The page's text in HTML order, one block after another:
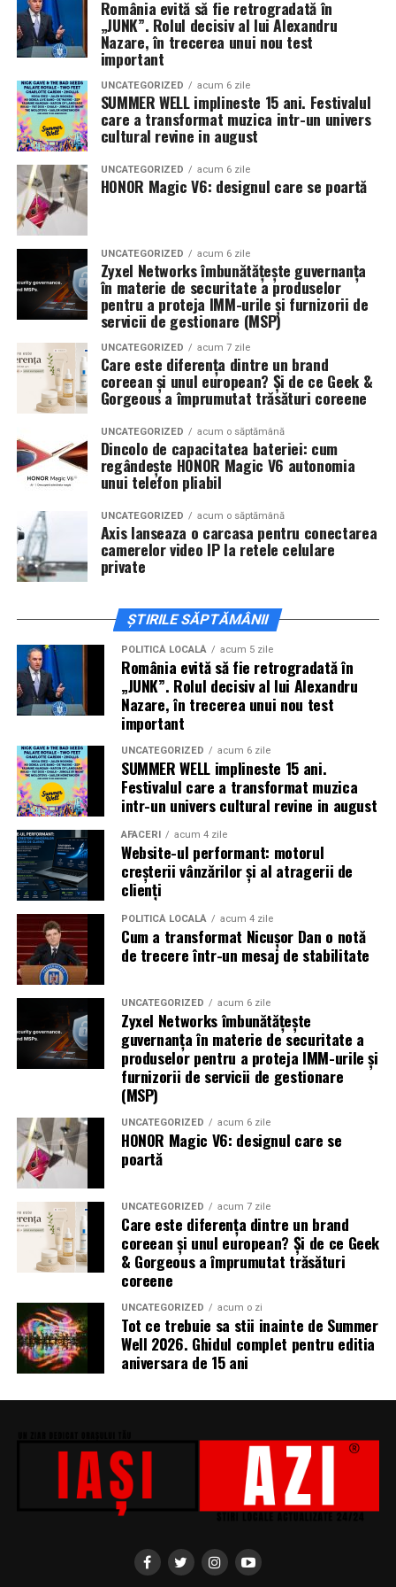
mea”de la Cinema City din City Park Constanța
18:30, unde
regizorul Paul Decu și actrița Azaleea
Necula, originari din Constanța și împrejurimi, vor
prezenta filmul alături de colegii lor
Alexandra Răduță și Gabriel Vatavu.
Cinema City Shopping City Galațiinvită spectatorii
12 februarie de la 18:30
State și Azaleea Necula și regizorul Paul Decu.
Pe 13 februarie la ora 18:30
invitați la proiecția specială din
, alături de regizorulPaul Decuși de
actoriiGabriel Vatavu, Sergiu Costache, Azaleea
Necula, Alexandra Răduță.
De „Ziua Îndrăgostiților”, pe14 februarie, în Cinema
City Iulius Mall Suceava, de la 18:30, spectatorii sunt
invitați la film alături de regizorulPaul Decu și de
actoriiSergiu Costache, Vlad si Oana Gherman,
Alexandra Răduță.
Cineplexx Băneasa Shopping City
București
găzduiește o proiecție specială în prezența
întregii echipe pe15 februarie, de la 17:30.
ÎnCraiova , regizorulPaul Decuși actoriiSergiu
Costache, Azaleea Necula și Oana Gherman
Mall pe 16 februarie de la ora 18:00.
ActoriiVlad Gherman, Oana Gherman și Ioana
Ginghină
vin la întâlnirea cu publicul dinCinema City
Vivo! Pitești pe 17 februarie, de la 18:30și vor
participa la o discuție după proiecție, alături de
Paul Decu.
Caravana„În pielea mea”ajunge laCinema City
Shopping City Ploiești, pe 18 februarie,de la 18:30, la
proiecția specială introdusă de regizorulPaul Decu,
alături de actoriiIoana State, Vlad și Oana Gherman,
Azaleea Necula și Gabriel Vatavu.
O comedie actuală și spumoasă, filmul
mea”este distribuit de T.R.I.B.E. Films.
TRAILER:https://bit.ly/InPieleaMea
Site oficial:inpieleamea.ro
Mai multe detalii, imagini de la filmări, fragmente din
film, declarații din partea actorilor și informații despre
concursuri sunt disponibile pe paginile social media ale
Facebook,Instagram,TikTok .
Adrian Pădurețu semnează imaginea filmului. De sunet
s-a ocupat Bogdan Ivanovici, de scenografie Anca
Miron, iar de costume Francisca Vass.
„În Pielea Mea”este un film produs de: CB MOTION
PICTURES.
Producător asociat: MAGNETIC MEDIA PRODUCTIONS
Producător: Claudiu Boboc
Producător executiv: Adela Mara
Manager producție: Iulia Cezara Roșu
Realizat cu sprijinul:
Co-finanțatori:C&C HOUSE RESIDENCE, S&I BEST
CORPORATION WEB DESIGN, CLIMA FREON
: CLINICA RMN TINERETULUI; CLINICA
IMAMED; OMV PETROM; MIKO BEAUTY PALACE;
România evită să fie retrogradată în
„JUNK”. Rolul decisiv al lui Alexandru
Nazare, în trecerea unui nou test
important
UNCATEGORIZED acum 6 zile
SUMMER WELL implineste 15 ani. Festivalul
care a transformat muzica intr-un univers
cultural revine in august
UNCATEGORIZED acum 6 zile
HONOR Magic V6: designul care se poartă
UNCATEGORIZED acum 6 zile
Zyxel Networks îmbunătățește guvernanța
în materie de securitate a produselor
pentru a proteja IMM-urile și furnizorii de
servicii de gestionare (MSP)
UNCATEGORIZED acum 7 zile
Care este diferența dintre un brand
coreean și unul european? Și de ce Geek &
Gorgeous a împrumutat trăsături coreene
UNCATEGORIZED acum o săptămână
Dincolo de capacitatea bateriei: cum
regândește HONOR Magic V6 autonomia
unui telefon pliabil
UNCATEGORIZED acum o săptămână
Axis lanseaza o carcasa pentru conectarea
camerelor video IP la retele celulare
private
ȘTIRILE SĂPTĂMÂNII
POLITICĂ LOCALĂ acum 5 zile
România evită să fie retrogradată în
„JUNK”. Rolul decisiv al lui Alexandru
Nazare, în trecerea unui nou test
important
UNCATEGORIZED acum 6 zile
SUMMER WELL implineste 15 ani.
Festivalul care a transformat muzica
intr-un univers cultural revine in august
AFACERI acum 4 zile
Website-ul performant: motorul
creșterii vânzărilor și al atragerii de
clienți
POLITICĂ LOCALĂ acum 4 zile
Cum a transformat Nicușor Dan o notă
de trecere într-un mesaj de stabilitate
UNCATEGORIZED acum 6 zile
Zyxel Networks îmbunătățește
guvernanța în materie de securitate a
produselor pentru a proteja IMM-urile și
furnizorii de servicii de gestionare
(MSP)
UNCATEGORIZED acum 6 zile
HONOR Magic V6: designul care se
poartă
UNCATEGORIZED acum 7 zile
Care este diferența dintre un brand
coreean și unul european? Și de ce Geek
& Gorgeous a împrumutat trăsături
coreene
UNCATEGORIZED acum o zi
Tot ce trebuie sa stii inainte de Summer
Well 2026. Ghidul complet pentru editia
aniversara de 15 ani